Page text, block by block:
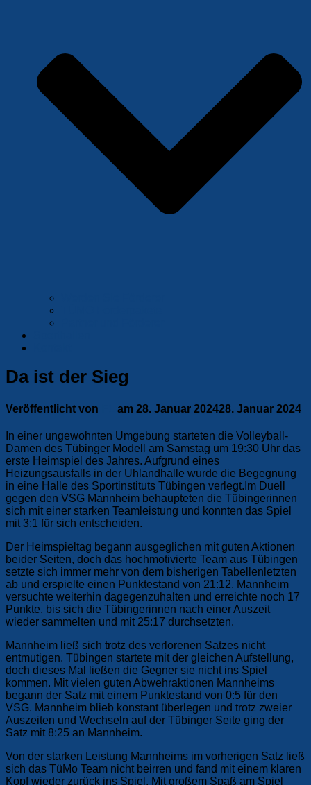
Da ist der Sieg
Veröffentlicht von am 28. Januar 202428. Januar 2024
In einer ungewohnten Umgebung starteten die Volleyball-
Damen des Tübinger Modell am Samstag um 19:30 Uhr das
erste Heimspiel des Jahres. Aufgrund eines
Heizungsausfalls in der Uhlandhalle wurde die Begegnung
in eine Halle des Sportinstituts Tübingen verlegt. m Duell
gegen den VSG Mannheim behaupteten die Tübingerinnen
sich mit einer starken Teamleistung und konnten das Spiel
mit 3:1 für sich entscheiden.
Der Heimspieltag begann ausgeglichen mit guten Aktionen
beider Seiten, doch das hochmotivierte Team aus Tübingen
setzte sich immer mehr von dem bisherigen Tabellenletzten
ab und erspielte einen Punktestand von 21:12. Mannheim
versuchte weiterhin dagegenzuhalten und erreichte noch 17
Punkte, bis sich die Tübingerinnen nach einer Auszeit
wieder sammelten und mit 25:17 durchsetzten.
Mannheim ließ sich trotz des verlorenen Satzes nicht
entmutigen. Tübingen startete mit der gleichen Aufstellung,
doch dieses Mal ließen die Gegner sie nicht ins Spiel
kommen. Mit vielen guten Abwehraktionen Mannheims
begann der Satz mit einem Punktestand von 0:5 für den
VSG. Mannheim blieb konstant überlegen und trotz zweier
Auszeiten und Wechseln auf der Tübinger Seite ging der
Satz mit 8:25 an Mannheim.
Von der starken Leistung Mannheims im vorherigen Satz ließ
sich das TüMo Team nicht beirren und fand mit einem klaren
Kopf wieder zurück ins Spiel. Mit großem Spaß am Spiel